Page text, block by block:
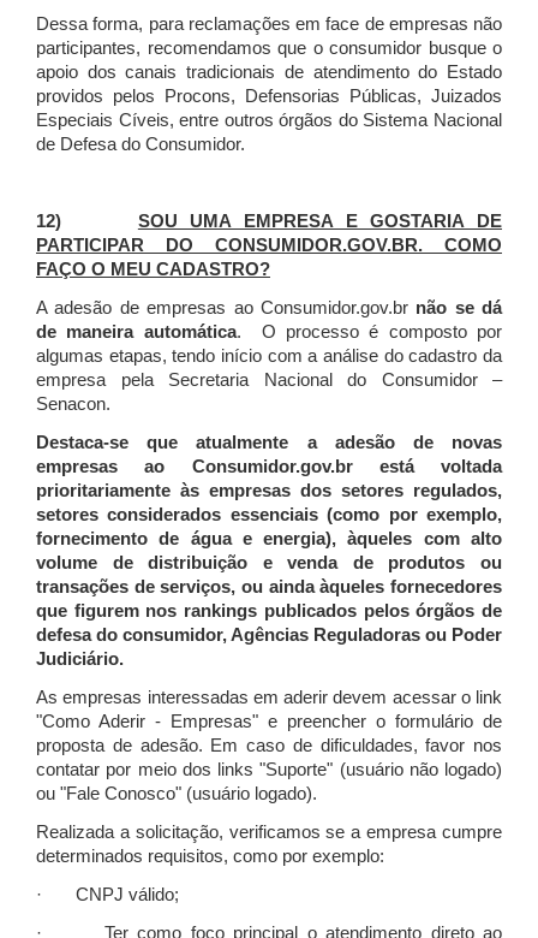
Dessa forma, para reclamações em face de empresas não
participantes, recomendamos que o consumidor busque o
apoio dos canais tradicionais de atendimento do Estado
providos pelos Procons, Defensorias Públicas, Juizados
Especiais Cíveis, entre outros órgãos do Sistema Nacional
de Defesa do Consumidor.
12) SOU UMA EMPRESA E GOSTARIA DE
PARTICIPAR DO CONSUMIDOR.GOV.BR. COMO
FAÇO O MEU CADASTRO?
A adesão de empresas ao Consumidor.gov.br não se dá
de maneira automática. O processo é composto por
algumas etapas, tendo início com a análise do cadastro da
empresa pela Secretaria Nacional do Consumidor –
Senacon.
Destaca-se que atualmente a adesão de novas
empresas ao Consumidor.gov.br está voltada
prioritariamente às empresas dos setores regulados,
setores considerados essenciais (como por exemplo,
fornecimento de água e energia), àqueles com alto
volume de distribuição e venda de produtos ou
transações de serviços, ou ainda àqueles fornecedores
que figurem nos rankings publicados pelos órgãos de
defesa do consumidor, Agências Reguladoras ou Poder
Judiciário.
As empresas interessadas em aderir devem acessar o link
"Como Aderir - Empresas" e preencher o formulário de
proposta de adesão. Em caso de dificuldades, favor nos
contatar por meio dos links "Suporte" (usuário não logado)
ou "Fale Conosco" (usuário logado).
Realizada a solicitação, verificamos se a empresa cumpre
determinados requisitos, como por exemplo:
· CNPJ válido;
· Ter como foco principal o atendimento direto ao